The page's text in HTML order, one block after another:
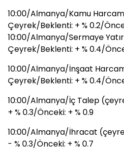
10:00/Almanya/Kamu
Çeyrek/Beklenti: + % 0.2/
10:00/Almanya/Sermaye
Çeyrek/Beklenti: + % 0.4/
10:00/Almanya/İnşaat
Çeyrek/Beklenti: + % 0.4/
10:00/Almanya/İç Talep
+ % 0.3/Önceki: + % 0.9
10:00/Almanya/İhracat
- % 0.3/Önceki: + % 0.7